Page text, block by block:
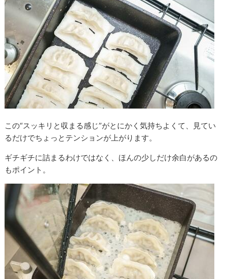
この“スッキリと収まる感じ”がとにかく気持ちよくて、見てい
るだけでちょっとテンションが上がります。
ギチギチに詰まるわけではなく、ほんの少しだけ余白があるの
もポイント。